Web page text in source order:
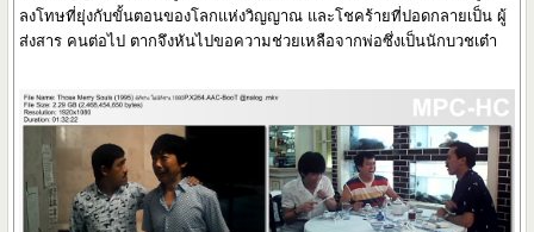
ลงโทษที่ยุ่งกับขั้นตอนของโลกแห่งวิญญาณ และโชคร้ายที่ปอดกลายเป็น ผู้
ส่งสาร คนต่อไป ตากจึงหันไปขอความช่วยเหลือจากพ่อซึ่งเป็นนักบวชเต๋า